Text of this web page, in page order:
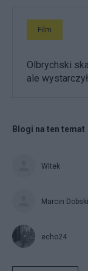
Film
Olbrychski
ale
Blogi na ten temat
Witek
Marcin Dobski
echo24